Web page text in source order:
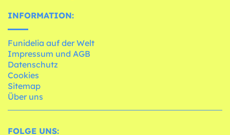
INFORMATION:
Funidelia auf der Welt
Impressum und AGB
Datenschutz
Cookies
Sitemap
Über uns
FOLGE UNS: